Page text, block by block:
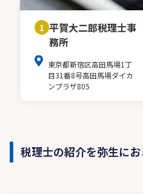
1 平賀大二郎税理士事
務所
東京都新宿区高田馬場1丁
目31番8号高田馬場ダイカ
ンプラザ805
税理士の紹介を弥生に